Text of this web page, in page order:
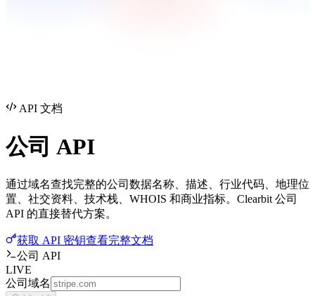
API 文档
公司 API
通过域名查找完整的公司数据名称、描述、行业代码、地理位
置、社交资料、技术栈、WHOIS 和商业指标。Clearbit 公司
API 的直接替代方案。
获取 API 密钥查看完整文档
公司 API
LIVE
公司域名